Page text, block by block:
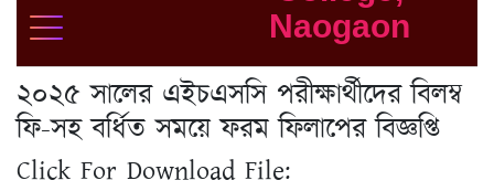
২০২৫ সালের এইচএসসি পরীক্ষার্থীদের বিলম্ব
ফি-সহ বর্ধিত সময়ে ফরম ফিলাপের বিজ্ঞপ্তি
Click For Download File: